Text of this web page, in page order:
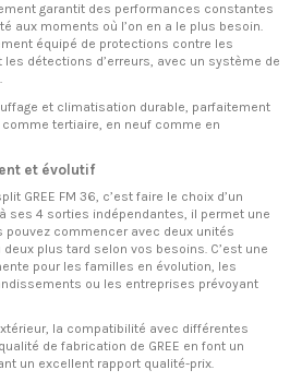
garantit des performances constantes
aux moments où l’on en a le plus besoin.
équipé de protections contre les
détections d’erreurs, avec un système de
et climatisation durable, parfaitement
tertiaire, en neuf comme en
et évolutif
GREE FM 36, c’est faire le choix d’un
ses 4 sorties indépendantes, il permet une
commencer avec deux unités
plus tard selon vos besoins. C’est une
pour les familles en évolution, les
ou les entreprises prévoyant
la compatibilité avec différentes
de fabrication de GREE en font un
un excellent rapport qualité-prix.